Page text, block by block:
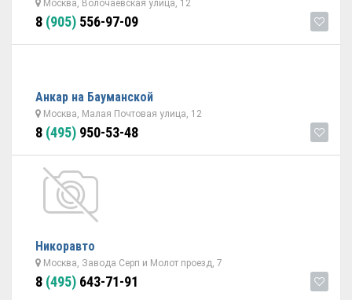
Москва, Волочаевская улица, 12
8 (905) 556-97-09
Анкар на Бауманской
Москва, Малая Почтовая улица, 12
8 (495) 950-53-48
Никоравто
Москва, Завода Серп и Молот проезд, 7
8 (495) 643-71-91